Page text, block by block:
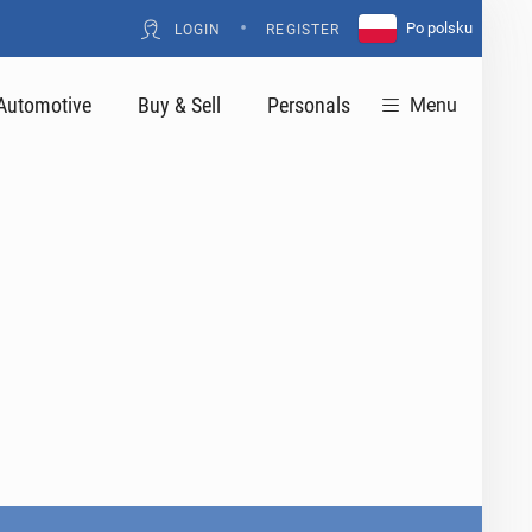
LOGIN • REGISTER Po polsku
Buy & Sell Personals Menu